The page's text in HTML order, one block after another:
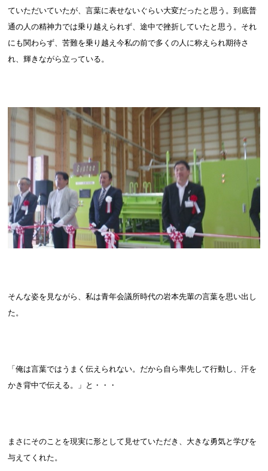
ていただいていたが、言葉に表せないぐらい大変だったと思う。到底普
通の人の精神力では乗り越えられず、途中で挫折していたと思う。それ
にも関わらず、苦難を乗り越え今私の前で多くの人に称えられ期待さ
れ、輝きながら立っている。
そんな姿を見ながら、私は青年会議所時代の岩本先輩の言葉を思い出し
た。
「俺は言葉ではうまく伝えられない。だから自ら率先して行動し、汗を
かき背中で伝える。」と・・・
まさにそのことを現実に形として見せていただき、大きな勇気と学びを
与えてくれた。